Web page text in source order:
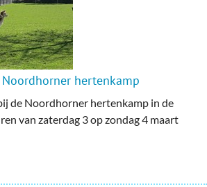
hertenkamp
de Noordhorner hertenkamp in de
van zaterdag 3 op zondag 4 maart